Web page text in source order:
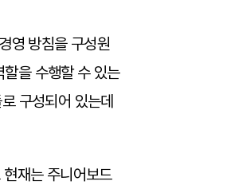
영 방침을 구성원
을 수행할 수 있는
구성되어 있는데
재는 주니어보드